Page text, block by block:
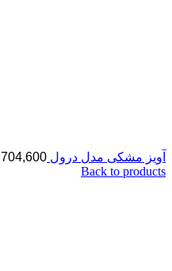
آویز مشکی مدل درول 704,600
Back to products